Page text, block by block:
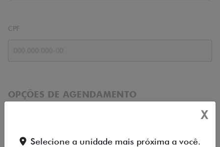
CPF
OPÇÕES DE AGENDAMENTO
X
Selecione a unidade mais próxima a você.